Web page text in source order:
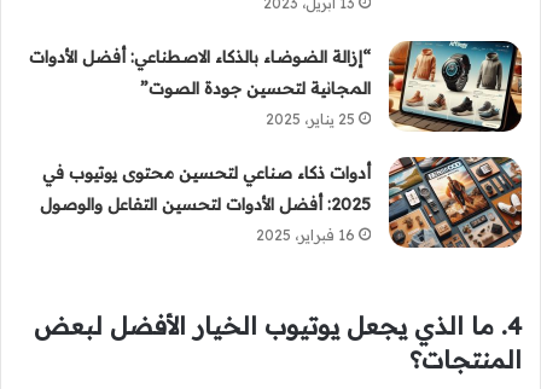
“إزالة الضوضاء بالذكاء الاصطناعي: أفضل الأدوات
المجانية لتحسين جودة الصوت”
25 يناير، 2025
أدوات ذكاء صناعي لتحسين محتوى يوتيوب في
2025: أفضل الأدوات لتحسين التفاعل والوصول
16 فبراير، 2025
4. ما الذي يجعل يوتيوب الخيار الأفضل لبعض
المنتجات؟